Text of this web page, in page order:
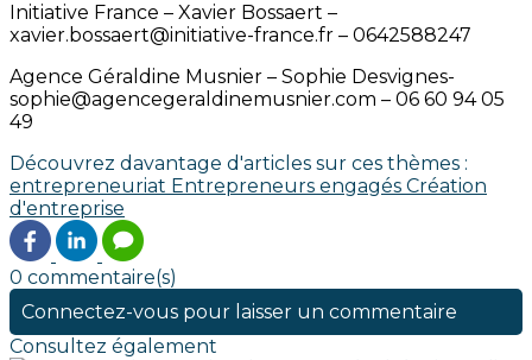
Initiative France – Xavier Bossaert –
xavier.bossaert@initiative-france.fr – 0642588247
Agence Géraldine Musnier – Sophie Desvignes-
sophie@agencegeraldinemusnier.com – 06 60 94 05
49
Découvrez davantage d'articles sur ces thèmes :
entrepreneuriat Entrepreneurs engagés Création
d'entreprise
0 commentaire(s)
Connectez-vous pour laisser un commentaire
Consultez également